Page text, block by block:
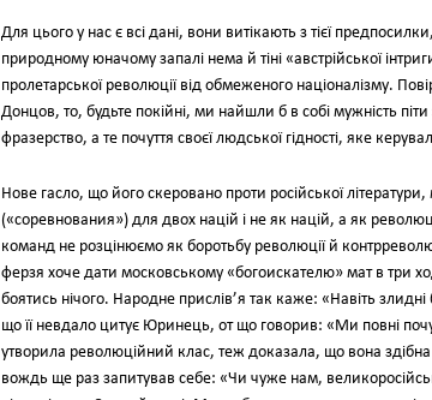
Для цього у нас є всі дані, вони витікають з тієї
природному юначому запалі нема й тіні «австрійської
пролетарської революції від обмеженого націоналізму.
Донцов, то, будьте покійні, ми найшли б в собі мужність
фразерство, а те почуття своєї людської гідності, яке
Нове гасло, що його скеровано проти російської
(«соревнования») для двох націй і не як націй, а як
команд не розцінюємо як боротьбу революції й
ферзя хоче дати московському «богоискателю» мат в три
боятись нічого. Народне прислів’я так каже: «Навіть
що її невдало цитує Юринець, от що говорив: «Ми повні
утворила революційний клас, теж доказала, що вона
вождь ще раз запитував себе: «Чи чуже нам,